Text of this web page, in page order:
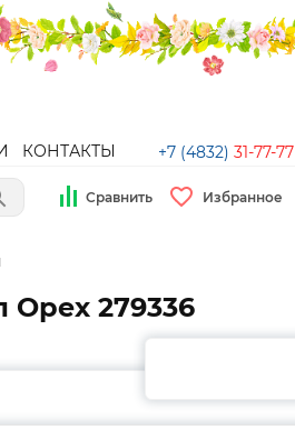
КОНТАКТЫ +7 (4832) 31-77-77
Сравнить Избранное
Орех 279336